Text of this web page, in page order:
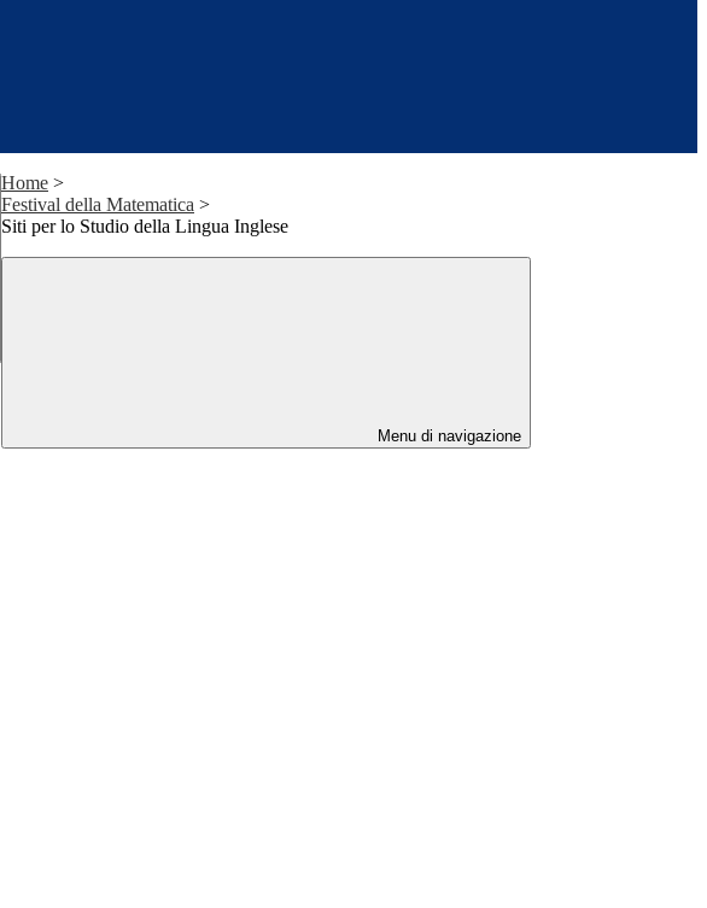
Home >
Festival della Matematica >
Siti per lo Studio della Lingua Inglese
Menu di navigazione